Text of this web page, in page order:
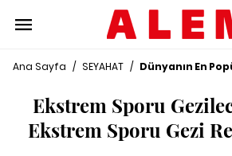
Ana Sayfa / SEYAHAT / Dünyanın En
Ekstrem Sporu
Ekstrem Sporu Gezi